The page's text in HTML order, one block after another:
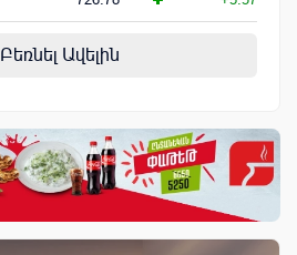
Բեռնել Ավելին